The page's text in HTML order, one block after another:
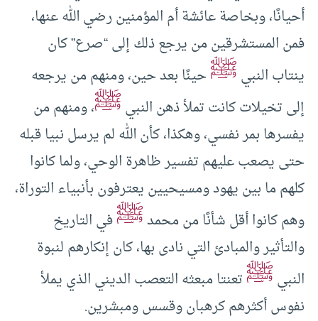
أحيانًا، وبخاصة عائشة أم المؤمنين رضي الله عنها،
فمن المستشرقين من يرجع ذلك إلى “صرع” كان
ينتاب النبيﷺحينًا بعد حين، ومنهم من يرجعه
إلى تخيلات كانت تملأ ذهن النبيﷺ، ومنهم من
يفسرها بمر نفسي، وهكذا، كأن الله لم يرسل نبيا قبله
حتى يصعب عليهم تفسير ظاهرة الوحي، ولما كانوا
كلهم ما بين يهود ومسيحيين يعترفون بأنبياء التوراة،
وهم كانوا أقل شأنًا من محمدﷺفي التاريخ
والتأثير والمبادئ التي نادى بها، كان إنكارهم لنبوة
النبيﷺتعنتا مبعثه التعصب الديني الذي يملأ
نفوس أكثرهم كرهبان وقسس ومبشرين.